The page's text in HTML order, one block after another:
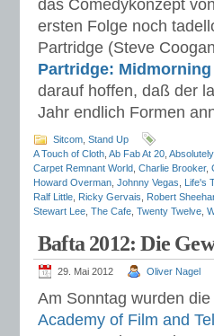
das Comedykonzept
ersten Folge noch
Partridge (Steve
Partridge: Midmorning
darauf hoffen, daß der
Jahr endlich Formen
Sitcom Stand Up
A Touch of Cloth Ab Fab At 20
Carpet Remnant World Charlie Brooker,
Howard Overman Johnny Vegas Life's
Ralf Little Ricky Gervais Robert
Stewart Lee The Cafe Twenty Twelve
Bafta 2012: Die
29. Mai 2012 Oliver Nagel
Am Sonntag wurden
Academy of Film and